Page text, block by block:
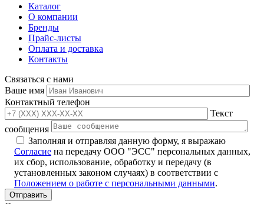
Каталог
О компании
Бренды
Прайс-листы
Оплата и доставка
Контакты
Связаться с нами
Ваше имя
Контактный телефон
Текст
сообщения
Заполняя и отправляя данную форму, я выражаю
Согласие на передачу ООО "ЭСС" персональных данных,
их сбор, использование, обработку и передачу (в
установленных законом случаях) в соответствии с
Положением о работе с персональными данными.